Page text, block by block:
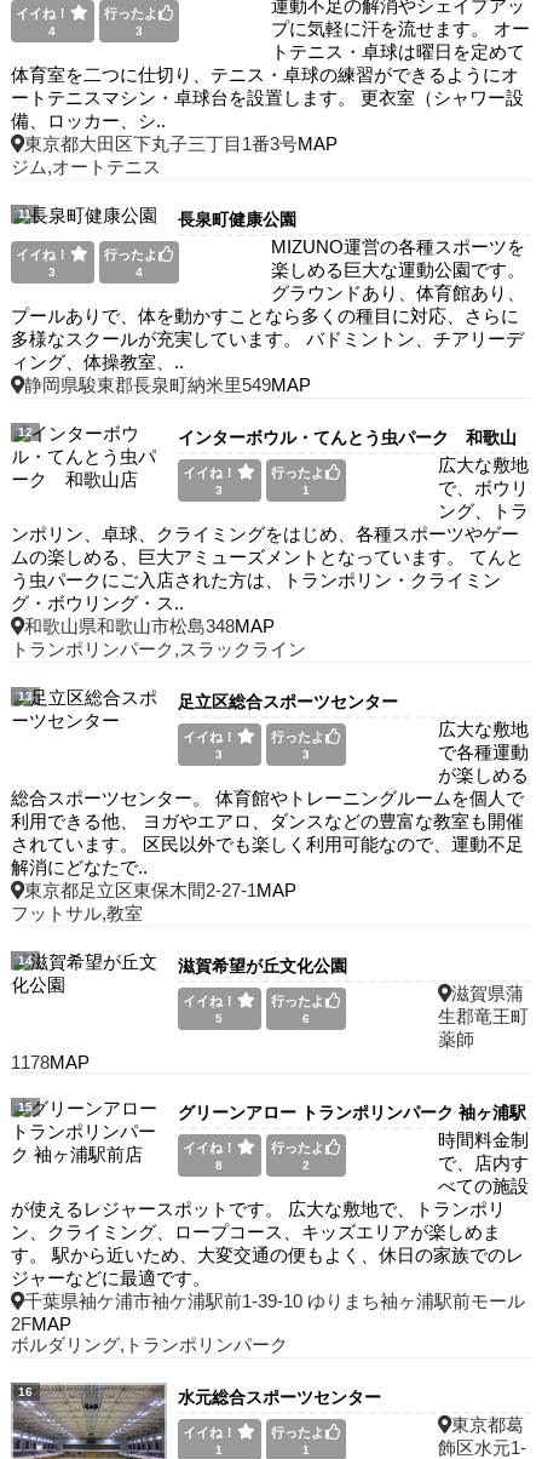
イイね！
4
行ったよ
3
運動不足の解消やシェイプアッ
プに気軽に汗を流せます。 オー
トテニス・卓球は曜日を定めて
体育室を二つに仕切り、テニス・卓球の練習ができるようにオ
ートテニスマシン・卓球台を設置します。 更衣室（シャワー設
備、ロッカー、シ..
東京都大田区下丸子三丁目1番3号MAP
ジム,オートテニス
11 長泉町健康公園
イイね！
3
行ったよ
4
MIZUNO運営の各種スポーツを
楽しめる巨大な運動公園です。
グラウンドあり、体育館あり、
プールありで、体を動かすことなら多くの種目に対応、さらに
多様なスクールが充実しています。 バドミントン、チアリーデ
ィング、体操教室、..
静岡県駿東郡長泉町納米里549MAP
12
インターボウル・てんとう虫パーク 和歌山
店イイね！
3
行ったよ
1
広大な敷地
で、ボウリ
ング、トラ
ンポリン、卓球、クライミングをはじめ、各種スポーツやゲー
ムの楽しめる、巨大アミューズメントとなっています。 てんと
う虫パークにご入店された方は、トランポリン・クライミン
グ・ボウリング・ス..
和歌山県和歌山市松島348MAP
トランポリンパーク,スラックライン
13 足立区総合スポーツセンター
イイね！
3
行ったよ
3
広大な敷地
で各種運動
が楽しめる
総合スポーツセンター。 体育館やトレーニングルームを個人で
利用できる他、 ヨガやエアロ、ダンスなどの豊富な教室も開催
されています。 区民以外でも楽しく利用可能なので、運動不足
解消にどなたで..
東京都足立区東保木間2-27-1MAP
フットサル,教室
14 滋賀希望が丘文化公園
イイね！
5
行ったよ
6
滋賀県蒲
生郡竜王町
薬師
1178MAP
15
グリーンアロー トランポリンパーク 袖ヶ浦駅
前店
イイね！
8
行ったよ
2
時間料金制
で、店内す
べての施設
が使えるレジャースポットです。 広大な敷地で、トランポリ
ン、クライミング、ロープコース、キッズエリアが楽しめま
す。 駅から近いため、大変交通の便もよく、休日の家族でのレ
ジャーなどに最適です。
千葉県袖ケ浦市袖ケ浦駅前1-39-10 ゆりまち袖ヶ浦駅前モール
2FMAP
ボルダリング,トランポリンパーク
16 水元総合スポーツセンター
イイね！
1
行ったよ
1
東京都葛
飾区水元1-